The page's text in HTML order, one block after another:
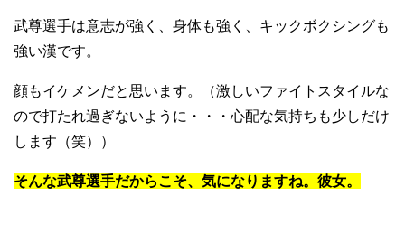
武尊選手は意志が強く、身体も強く、キックボクシングも
強い漢です。
顔もイケメンだと思います。（激しいファイトスタイルな
ので打たれ過ぎないように・・・心配な気持ちも少しだけ
します（笑））
そんな武尊選手だからこそ、気になりますね。彼女。